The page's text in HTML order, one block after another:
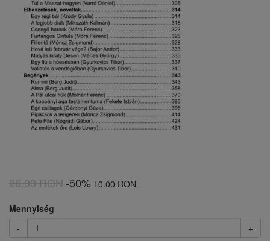
20.00 RON-50% 10.00 RON
Mennyiség
-
+